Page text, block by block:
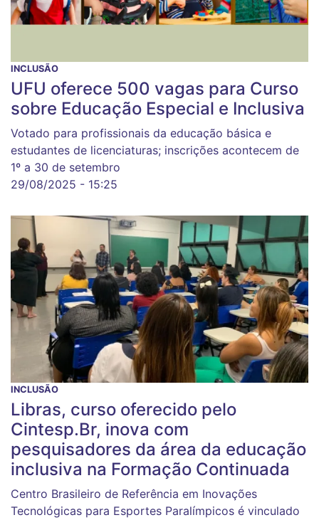
INCLUSÃO
UFU oferece 500 vagas para Curso
sobre Educação Especial e Inclusiva
Votado para profissionais da educação básica e
estudantes de licenciaturas; inscrições acontecem de
1º a 30 de setembro
29/08/2025 - 15:25
INCLUSÃO
Libras, curso oferecido pelo
Cintesp.Br, inova com
pesquisadores da área da educação
inclusiva na Formação Continuada
Centro Brasileiro de Referência em Inovações
Tecnológicas para Esportes Paralímpicos é vinculado